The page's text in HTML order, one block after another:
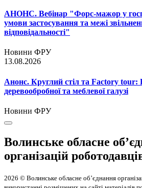
АНОНС. Вебінар "Форс-мажор у
умови застосування та межі
відповідальності"
Новини ФРУ
13.08.2026
Анонс. Круглий стіл та Factory tour:
деревообробної та меблевої галузі
Новини ФРУ
Волинське обласне
організацій
2026 © Волинське обласне об’єднання